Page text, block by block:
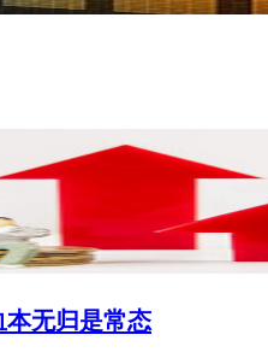
本无归是常态